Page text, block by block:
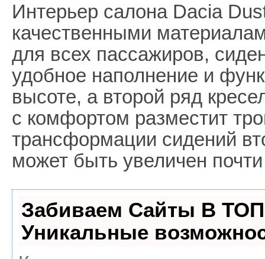
Интерьер салона Dacia
качественными
для всех пассажиров,
удобное наполнение и
высоте, а второй ряд
с комфортом разместит
трансформации сидений
может быть увеличен
Забиваем Сайты В
Уникальные